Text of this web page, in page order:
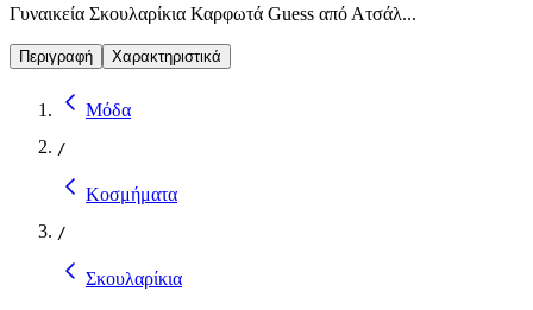
Γυναικεία Σκουλαρίκια Καρφωτά Guess από Ατσάλ...
Περιγραφή Χαρακτηριστικά
Μόδα
/
Κοσμήματα
/
Σκουλαρίκια